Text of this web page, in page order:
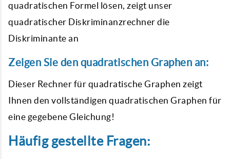
quadratischen Formel lösen, zeigt unser
quadratischer Diskriminanzrechner die
Diskriminante an
Zeigen Sie den quadratischen Graphen an:
Dieser Rechner für quadratische Graphen zeigt
Ihnen den vollständigen quadratischen Graphen für
eine gegebene Gleichung!
Häufig gestellte Fragen: